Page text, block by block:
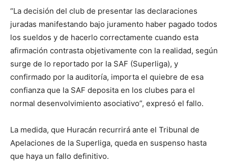
“La decisión del club de presentar las declaraciones
juradas manifestando bajo juramento haber pagado todos
los sueldos y de hacerlo correctamente cuando esta
afirmación contrasta objetivamente con la realidad, según
surge de lo reportado por la SAF (Superliga), y
confirmado por la auditoría, importa el quiebre de esa
confianza que la SAF deposita en los clubes para el
normal desenvolvimiento asociativo”, expresó el fallo.
La medida, que Huracán recurrirá ante el Tribunal de
Apelaciones de la Superliga, queda en suspenso hasta
que haya un fallo definitivo.